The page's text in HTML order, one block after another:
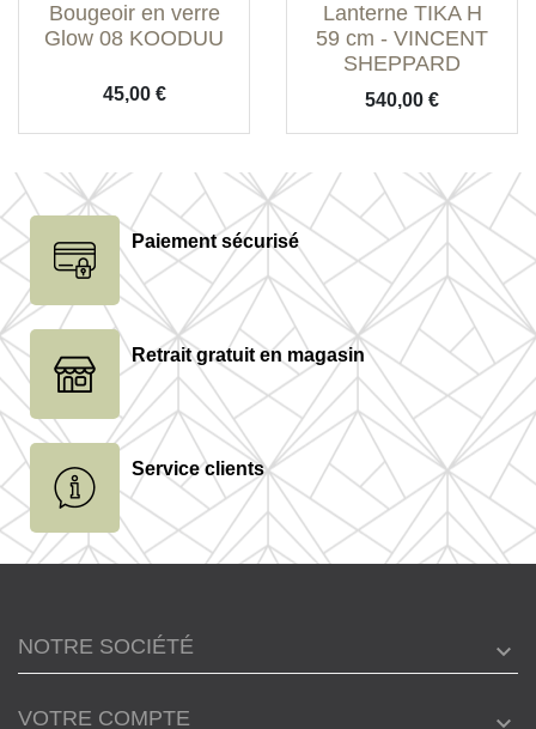
Bougeoir en verre
Glow 08 KOODUU
Prix
45,00 €
Lanterne TIKA H
59 cm - VINCENT
SHEPPARD
Prix
540,00 €
Paiement sécurisé
Retrait gratuit en magasin
Service clients
NOTRE SOCIÉTÉ
VOTRE COMPTE